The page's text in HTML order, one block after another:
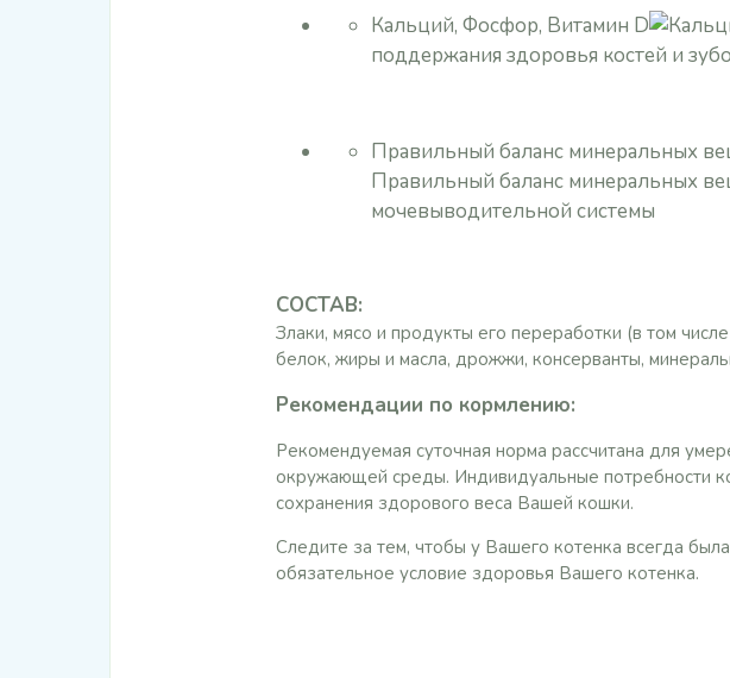
Кальций, Фосфор, Витамин D
поддержания здоровья костей и
Правильный баланс минеральных
Правильный баланс минеральных
мочевыводительной системы
СОСТАВ:
Злаки, мясо и продукты его переработки (в том
белок, жиры и масла, дрожжи, консерванты,
Рекомендации по кормлению:
Рекомендуемая суточная норма рассчитана для
окружающей среды. Индивидуальные потребности
сохранения здорового веса Вашей кошки.
Следите за тем, чтобы у Вашего котенка всегда
обязательное условие здоровья Вашего котенка.